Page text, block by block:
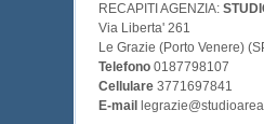
RECAPITI AGENZIA:
Via Liberta' 261
Le Grazie (Porto Venere)
Telefono 0187798107
Cellulare 3771697841
E-mail